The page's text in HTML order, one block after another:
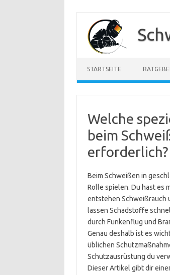
springen
STARTSEITE
Welche
beim
erforderlich?
Beim Schweißen in
Rolle spielen. Du hast es
entstehen Schweißrauch
lassen Schadstoffe
durch Funkenflug und
Genau deshalb ist es
üblichen
Schutzausrüstung du
Dieser Artikel gibt dir